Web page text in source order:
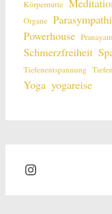
Körpermitte
Organe
Powerhouse
Schmerzfreiheit
Tiefenentspannung
Yoga yogareise
Instagram